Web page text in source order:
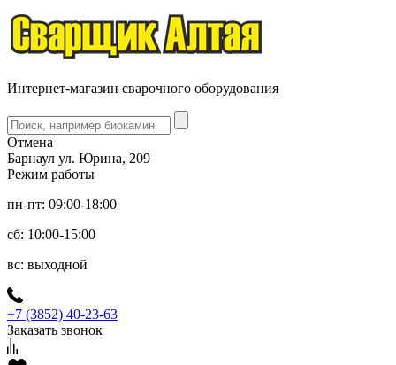
Интернет-магазин сварочного оборудования
Отмена
Барнаул ул. Юрина, 209
Режим работы
пн-пт: 09:00-18:00
сб: 10:00-15:00
вс: выходной
+7 (3852) 40-23-63
Заказать звонок